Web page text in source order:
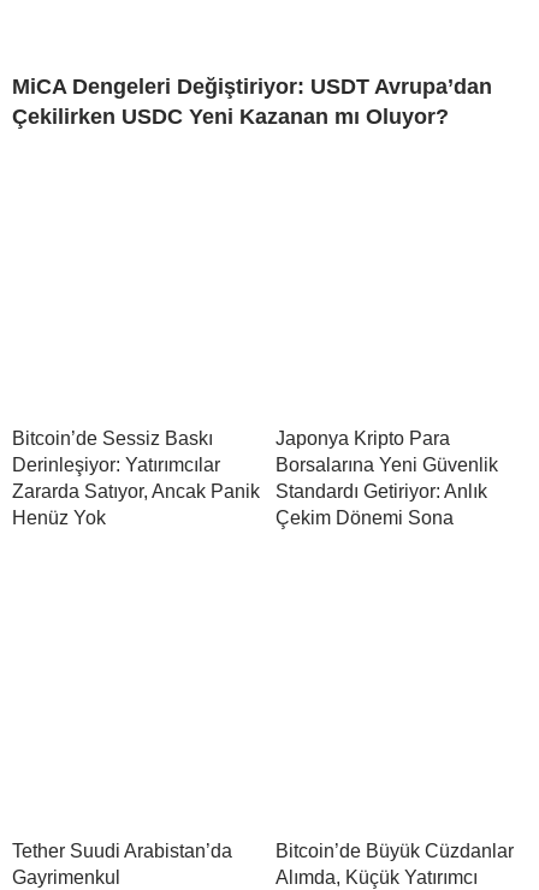
MiCA Dengeleri Değiştiriyor: USDT Avrupa’dan
Çekilirken USDC Yeni Kazanan mı Oluyor?
Bitcoin’de Sessiz Baskı
Derinleşiyor: Yatırımcılar
Zararda Satıyor, Ancak Panik
Henüz Yok
Japonya Kripto Para
Borsalarına Yeni Güvenlik
Standardı Getiriyor: Anlık
Çekim Dönemi Sona
Tether Suudi Arabistan’da
Gayrimenkul
Bitcoin’de Büyük Cüzdanlar
Alımda, Küçük Yatırımcı